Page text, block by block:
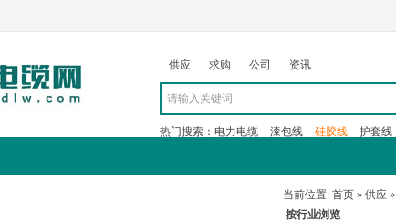
供应 求购 公司 资讯
热门搜索： 电力电缆 漆包线 硅胶线 护套线
当前位置: 首页 » 供应 »
按行业浏览